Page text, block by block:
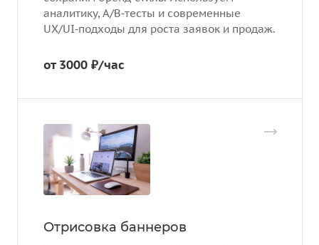
аналитику, A/B‑тесты и современные
UX/UI‑подходы для роста заявок и продаж.
от 3000 ₽/час
Отрисовка баннеров